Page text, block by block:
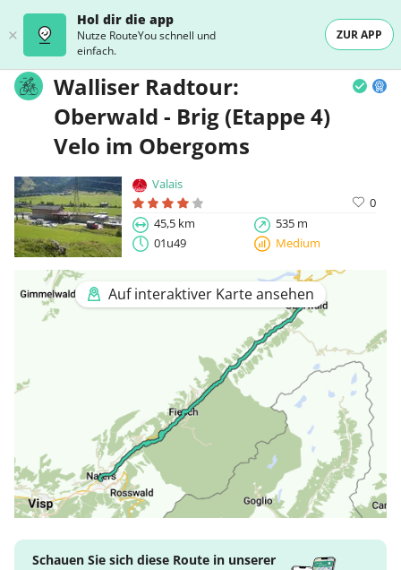
Hol dir die app
Nutze RouteYou schnell und
einfach.
ZUR APP
Walliser Radtour:
Oberwald - Brig (Etappe 4)
Velo im Obergoms
Valais
0
45,5 km
535 m
01u49
Medium
Auf interaktiver Karte ansehen
Schauen Sie sich diese Route in unserer